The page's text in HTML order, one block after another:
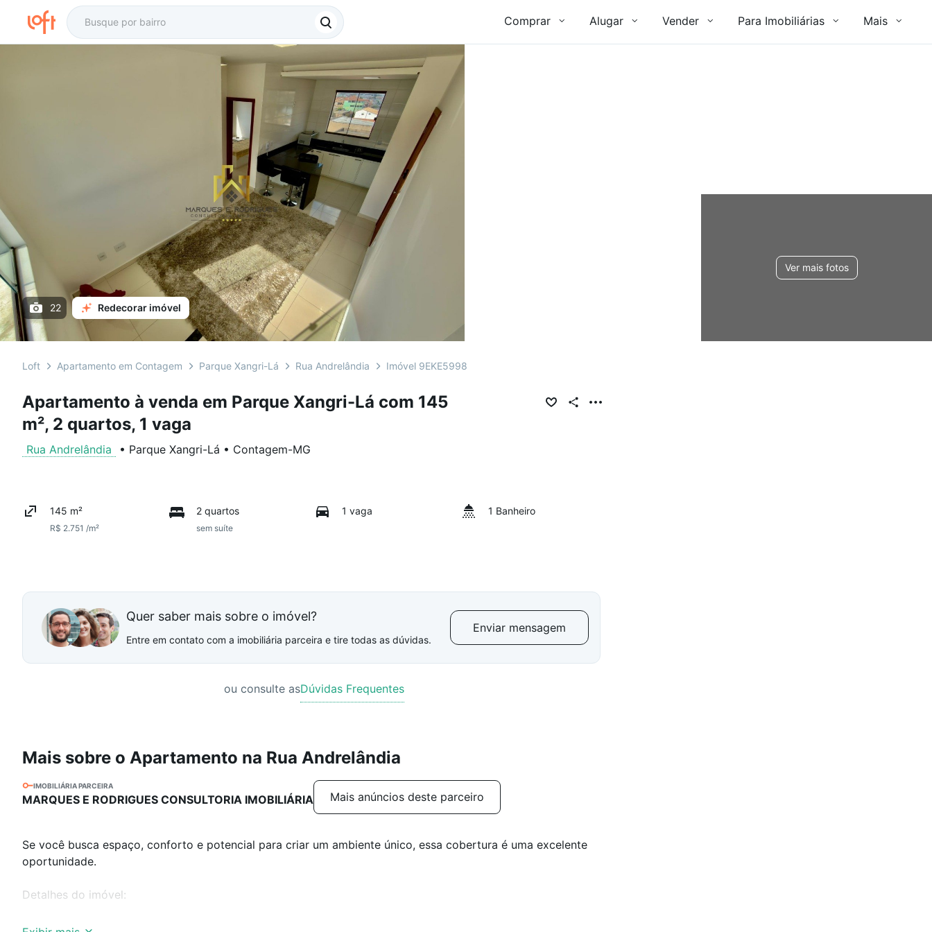
Comprar Alugar Vender Para Imobiliárias Mais
Ver mais fotos
22 Redecorar imóvel
Loft Apartamento em Contagem Parque Xangri-Lá Rua Andrelândia Imóvel 9EKE5998
Apartamento à venda em Parque Xangri-Lá com 145
m², 2 quartos, 1 vaga
Rua Andrelândia • Parque Xangri-Lá • Contagem-MG
145 m²
R$ 2.751 /m²
2 quartos
sem suíte
1 vaga 1 Banheiro
Quer saber mais sobre o imóvel?
Entre em contato com a imobiliária parceira e tire todas as dúvidas.
Enviar mensagem
ou consulte asDúvidas Frequentes
Mais sobre o Apartamento na Rua Andrelândia
IMOBILIÁRIA PARCEIRA
MARQUES E RODRIGUES CONSULTORIA IMOBILIÁRIA Mais anúncios deste parceiro
Se você busca espaço, conforto e potencial para criar um ambiente único, essa cobertura é uma excelente
oportunidade.
Detalhes do imóvel:
145,23 m² de área total